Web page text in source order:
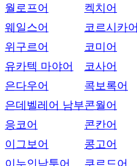
월로프어
웨일스어
위구르어
유카텍 마야어
은다우어
은데벨레어 남부
응코어
이그보어
이누인낙툰어
켁치어
코르시카어
코미어
코사어
콕보록어
콘월어
콘칸어
콩고어
쿠르드어